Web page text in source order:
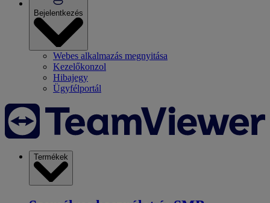
Bejelentkezés
Webes alkalmazás megnyitása
Kezelőkonzol
Hibajegy
Ügyfélportál
Termékek